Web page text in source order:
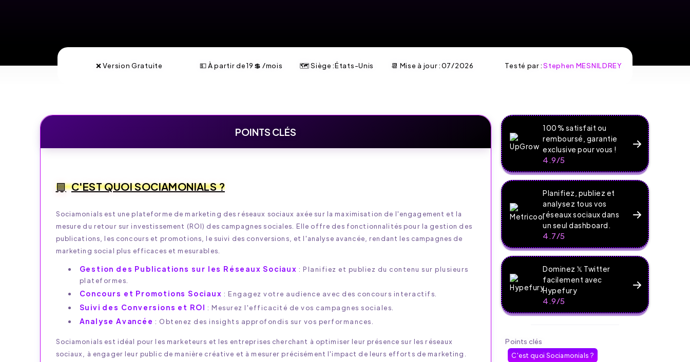
❌ Version Gratuite 💵 À partir de19 💲 /mois 🗺 Siège :États-Unis 📆 Mise à jour :07/2026 Testé par :Stephen MESNILDREY
POINTS CLÉS
C'EST QUOI SOCIAMONIALS ?
Sociamonials est une plateforme de marketing des réseaux sociaux axée sur la maximisation de l'engagement et la
mesure du retour sur investissement (ROI) des campagnes sociales. Elle offre des fonctionnalités pour la gestion des
publications, les concours et promotions, le suivi des conversions, et l'analyse avancée, rendant les campagnes de
marketing social plus efficaces et mesurables.
Gestion des Publications sur les Réseaux Sociaux : Planifiez et publiez du contenu sur plusieurs
plateformes.
Concours et Promotions Sociaux : Engagez votre audience avec des concours interactifs.
Suivi des Conversions et ROI : Mesurez l'efficacité de vos campagnes sociales.
Analyse Avancée : Obtenez des insights approfondis sur vos performances.
Sociamonials est idéal pour les marketeurs et les entreprises cherchant à optimiser leur présence sur les réseaux
sociaux, à engager leur public de manière créative et à mesurer précisément l'impact de leurs efforts de marketing.
100% satisfait ou
remboursé, garantie
exclusive pour vous !
4.9/5
Planifiez, publiez et
analysez tous vos
réseaux sociaux dans
un seul dashboard.
4.7/5
Dominez 𝕏 Twitter
facilement avec
Hypefury
4.9/5
Points clés
C'est quoi Sociamonials ?